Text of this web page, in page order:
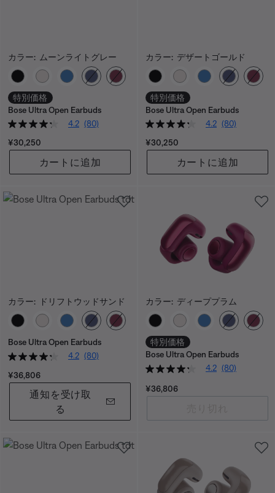
カラー: ムーンライトグレー
カラーの選択
特別価格
Bose Ultra Open Earbuds
4.2 (80)
価格:
¥30,250
カートに追加
カラー: デザートゴールド
カラーの選択
特別価格
Bose Ultra Open Earbuds
4.2 (80)
価格:
¥30,250
カートに追加
カラー: ドリフトウッドサンド
カラーの選択
Bose Ultra Open Earbuds
4.2 (80)
価格:
¥36,806
通知を受け取
る
カラー: ディーププラム
カラーの選択
特別価格
Bose Ultra Open Earbuds
4.2 (80)
価格:
¥36,806